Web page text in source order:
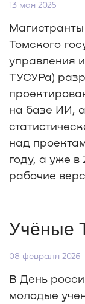
13 мая 2026
Томского
управления
ТУСУРа)
на базе ИИ,
над
году, а уже в
рабочие
Учёные
08 февраля 2026
В День
молодые